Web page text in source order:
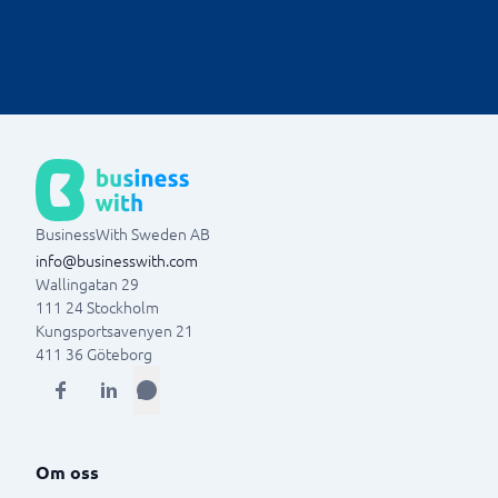
BusinessWith Sweden AB
info@businesswith.com
Wallingatan 29
111 24Stockholm
Kungsportsavenyen 21
411 36 Göteborg
Om oss